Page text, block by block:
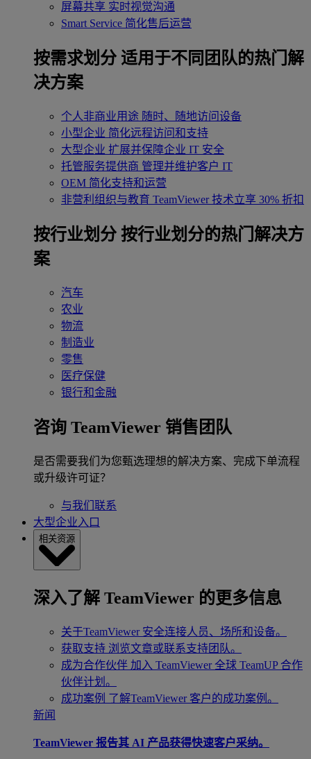
屏幕共享 实时视觉沟通
Smart Service 简化售后运营
按需求划分 适用于不同团队的热门解
决方案
个人非商业用途 随时、随地访问设备
小型企业 简化远程访问和支持
大型企业 扩展并保障企业 IT 安全
托管服务提供商 管理并维护客户 IT
OEM 简化支持和运营
非营利组织与教育 TeamViewer 技术立享 30% 折扣
‌按行业划分 按行业划分的热门解决方
案
汽车
农业
物流
制造业
零售
医疗保健
银行和金融
咨询 TeamViewer 销售团队
是否需要我们为您甄选理想的解决方案、完成下单流程
或升级许可证？
与我们联系
大型企业入口
相关资源
深入了解 TeamViewer 的更多信息
关于TeamViewer 安全连接人员、场所和设备。
获取支持 浏览文章或联系支持团队。
成为合作伙伴 加入 TeamViewer 全球 TeamUP 合作
伙伴计划。
成功案例 了解TeamViewer 客户的成功案例。
新闻
TeamViewer 报告其 AI 产品获得快速客户采纳。